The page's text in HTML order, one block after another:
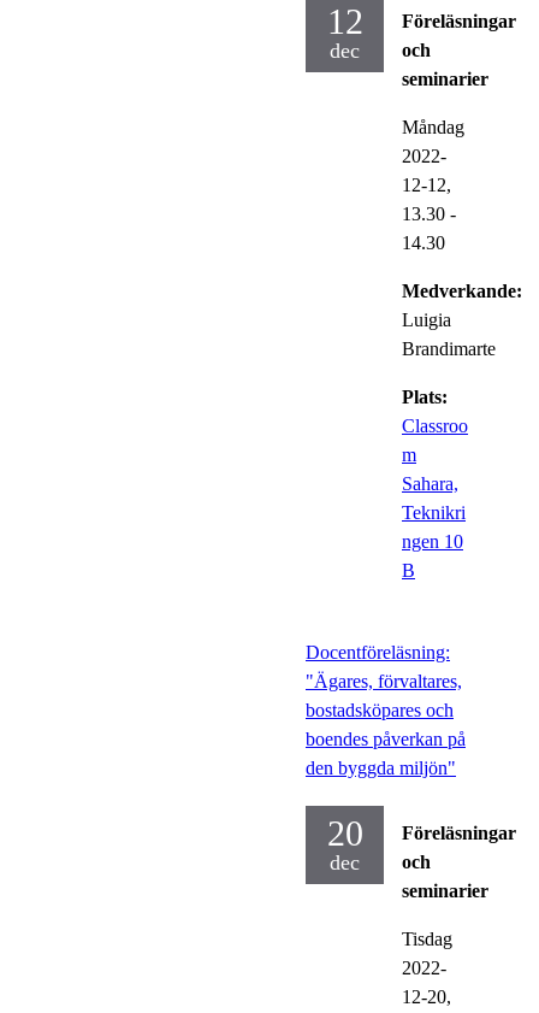
12
dec
Föreläsningar
och
seminarier
Måndag
2022-
12-12,
13.30 -
14.30
Medverkande:
Luigia
Brandimarte
Plats:
Classroo
m
Sahara,
Teknikri
ngen 10
B
Docentföreläsning:
"Ägares, förvaltares,
bostadsköpares och
boendes påverkan på
den byggda miljön"
20
dec
Föreläsningar
och
seminarier
Tisdag
2022-
12-20,